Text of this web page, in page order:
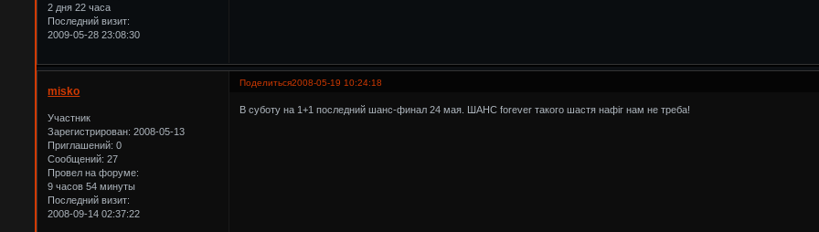
2 дня 22 часа
Последний визит:
2009-05-28 23:08:30
Поделиться2008-05-19 10:24:18
misko
Участник
Зарегистрирован: 2008-05-13
Приглашений: 0
Сообщений: 27
Провел на форуме:
9 часов 54 минуты
Последний визит:
2008-09-14 02:37:22
В суботу на 1+1 последний шанс-финал 24 мая. ШАНС forever такого шастя нафіг нам не треба!